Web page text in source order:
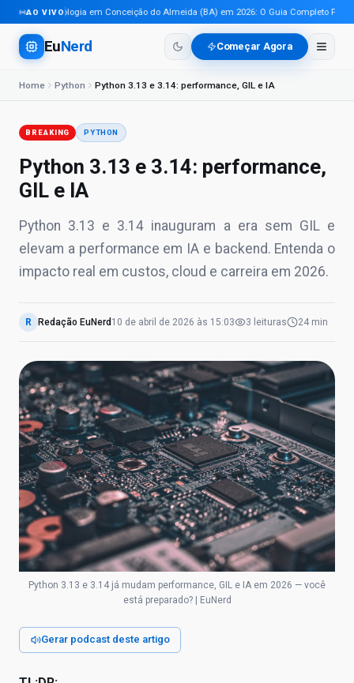
AO VIVO
Tecnologia em Conceição do Almeida (BA) em 2026: O Guia Completo Para
EuNerd Começar Agora
Home Python Python 3.13 e 3.14: performance, GIL e IA
BREAKING PYTHON
Python 3.13 e 3.14: performance,
GIL e IA
Python 3.13 e 3.14 inauguram a era sem GIL e
elevam a performance em IA e backend. Entenda o
impacto real em custos, cloud e carreira em 2026.
R Redação EuNerd 10 de abril de 2026 às 15:03 3 leituras 24 min
Python 3.13 e 3.14 já mudam performance, GIL e IA em 2026 — você
está preparado? | EuNerd
Gerar podcast deste artigo